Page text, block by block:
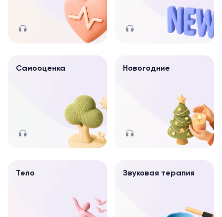
Самооценка Новогодние
Тело Звуковая терапия